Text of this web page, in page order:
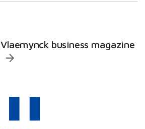
Vlaemynck business magazine